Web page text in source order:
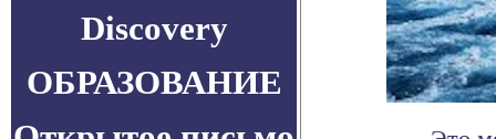
Discovery
ОБРАЗОВАНИЕ